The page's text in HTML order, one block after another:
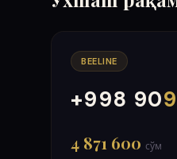
BEELINE
+998 90
000
999
4 871 600 сўм